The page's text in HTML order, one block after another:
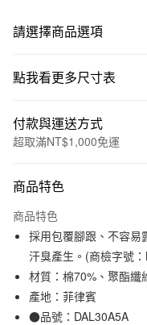
請選擇商品選項
點我看更多尺寸表
付款與運送方式
超取滿NT$1,000免運
信用卡一次付款
信用卡分期付款
3 期 0 利率 每期
合作金庫商業銀行
華南商業銀行
上海商業儲蓄銀行
超商取貨付款
LINE Pay
商品特色
商品特色
採用包覆腳跟、不容易
汗臭產生。(商檢字號
材質：棉70%、聚酯纖
產地：菲律賓
●品號：DAL30A5A